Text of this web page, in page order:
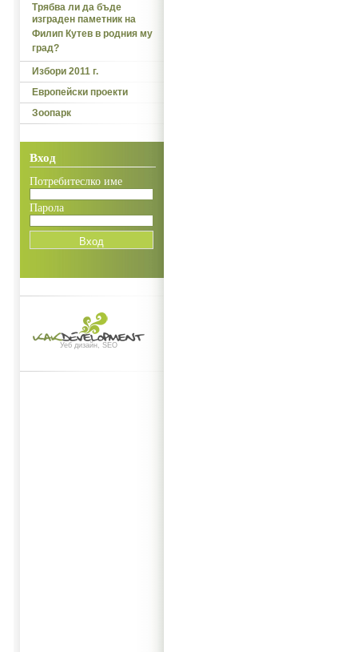
Трябва ли да бъде
изграден паметник на
Филип Кутев в родния му
град?
Избори 2011 г.
Европейски проекти
Зоопарк
Вход
Потребитеслко име
Парола
Уеб дизайн, SEO